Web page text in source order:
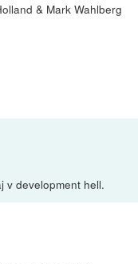
& Mark Wahlberg
v development hell.